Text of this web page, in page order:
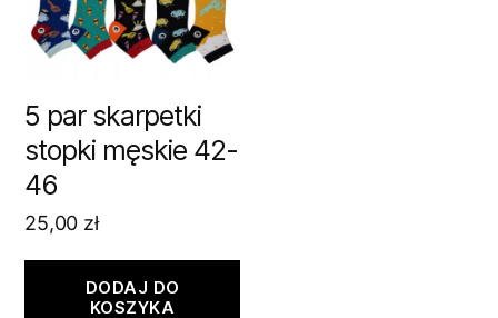
5 par skarpetki
stopki męskie 42-
46
25,00 zł
DODAJ DO
KOSZYKA